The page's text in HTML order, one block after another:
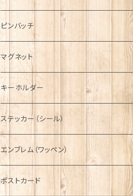
ハンチング帽
キャスケット
ディアストーカー
ニット帽
マフラー
タータン【Bronte by Moon】
タータン【Glencroft】
ボタンラップマフラー【Aran Traditions】
サッシュ
スカーフ
ファッションマスク
ペンダント
チャーム
その他のアクセサリー
ラブスプーン
ラブスプーン【SION LLEWELLYN】
ラブスプーン【PAUL CURTIS】
ファブリック
ティータオル
ペーパーナプキン
ティーコジー
その他テーブルウェア
ピンバッチ
ジェネラルデザイン
乗り物
動物＆植物
国旗＆紋章
音楽＆楽器
ミリタリー
NAVY
AIRFORCE
ARMY
ピューター
マグネット
キーホルダー
ステッカー（シール）
エンブレム（ワッペン）
ポストカード